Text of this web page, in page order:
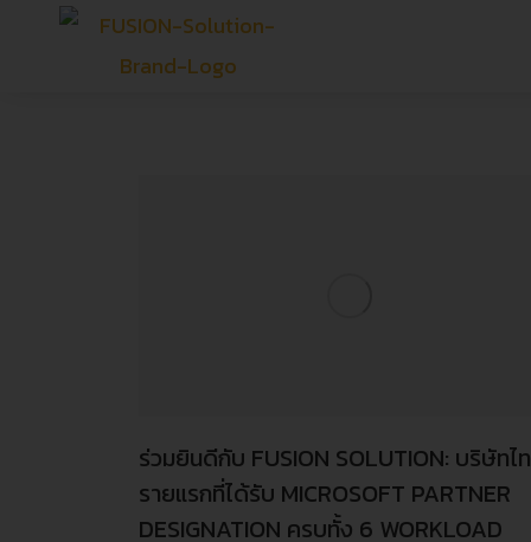
ร่วมยินดีกับ FUSION SOLUTION: บริษัทไ
รายแรกที่ได้รับ MICROSOFT PARTNER
DESIGNATION ครบทั้ง 6 WORKLOAD